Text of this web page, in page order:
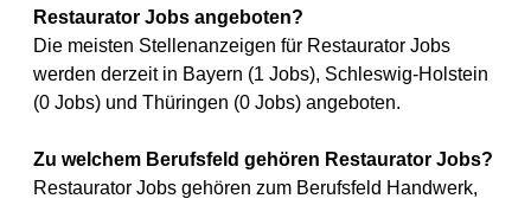
Restaurator Jobs angeboten?
Die meisten Stellenanzeigen für Restaurator Jobs
werden derzeit in Bayern (1 Jobs), Schleswig-Holstein
(0 Jobs) und Thüringen (0 Jobs) angeboten.
Zu welchem Berufsfeld gehören Restaurator Jobs?
Restaurator Jobs gehören zum Berufsfeld Handwerk,